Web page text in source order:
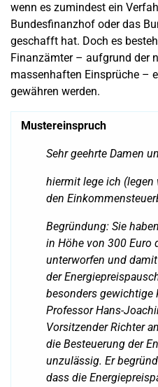
wenn es zumindest ein
Bundesfinanzhof oder das
geschafft hat. Doch es
Finanzämter – aufgrund der
massenhaften Einsprüche –
gewähren werden.
Mustereinspruch
Sehr geehrte Damen
hiermit lege ich (legen
den
Begründung: Sie
in Höhe von 300 Euro
unterworfen und
der
besonders gewichtige
Professor Hans-
Vorsitzender Richter
die Besteuerung der
unzulässig. Er
dass die